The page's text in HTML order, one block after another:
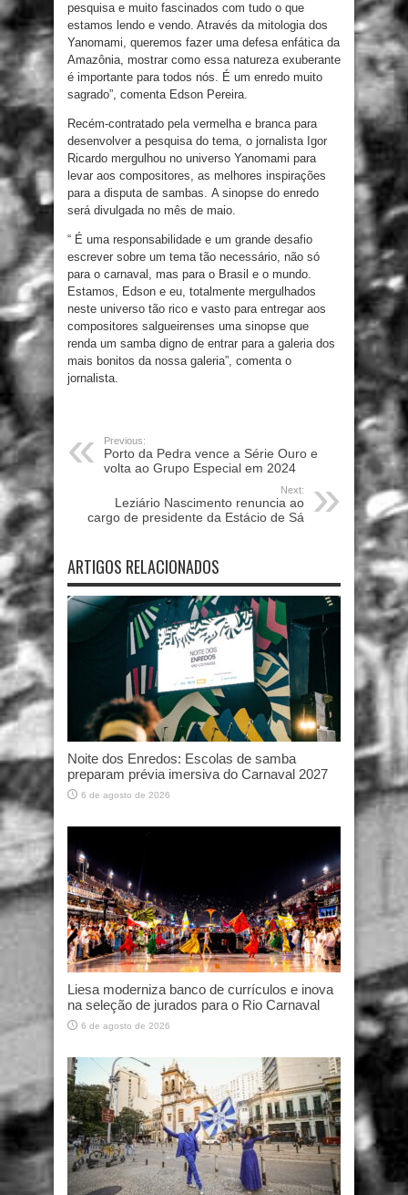
pesquisa e muito fascinados com tudo o que
estamos lendo e vendo. Através da mitologia dos
Yanomami, queremos fazer uma defesa enfática da
Amazônia, mostrar como essa natureza exuberante
é importante para todos nós. É um enredo muito
sagrado”, comenta Edson Pereira.
Recém-contratado pela vermelha e branca para
desenvolver a pesquisa do tema, o jornalista Igor
Ricardo mergulhou no universo Yanomami para
levar aos compositores, as melhores inspirações
para a disputa de sambas. A sinopse do enredo
será divulgada no mês de maio.
“ É uma responsabilidade e um grande desafio
escrever sobre um tema tão necessário, não só
para o carnaval, mas para o Brasil e o mundo.
Estamos, Edson e eu, totalmente mergulhados
neste universo tão rico e vasto para entregar aos
compositores salgueirenses uma sinopse que
renda um samba digno de entrar para a galeria dos
mais bonitos da nossa galeria”, comenta o
jornalista.
Previous:
Porto da Pedra vence a Série Ouro e
volta ao Grupo Especial em 2024
Next:
Leziário Nascimento renuncia ao
cargo de presidente da Estácio de Sá
ARTIGOS RELACIONADOS
Noite dos Enredos: Escolas de samba
preparam prévia imersiva do Carnaval 2027
6 de agosto de 2026
Liesa moderniza banco de currículos e inova
na seleção de jurados para o Rio Carnaval
6 de agosto de 2026